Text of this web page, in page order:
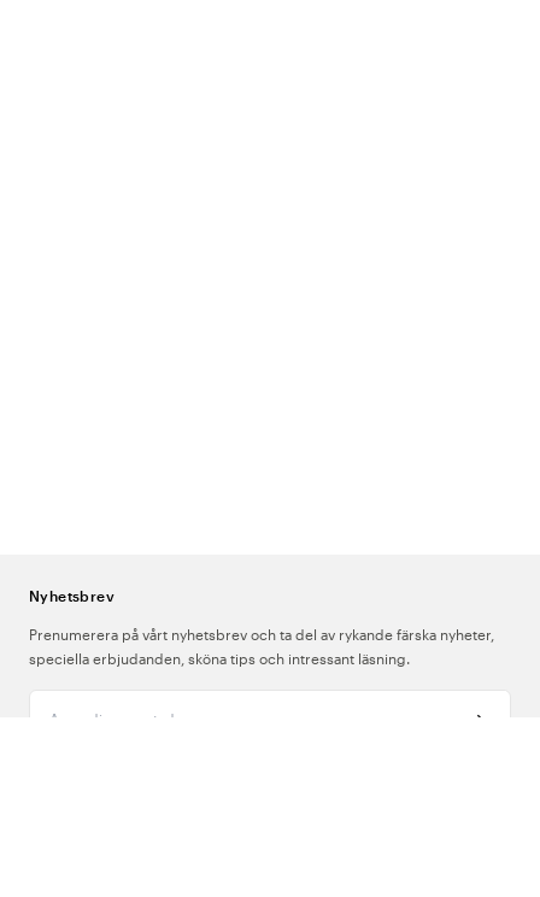
Nyhetsbrev
Prenumerera på vårt nyhetsbrev och ta del av rykande färska nyheter,
speciella erbjudanden, sköna tips och intressant läsning.